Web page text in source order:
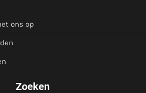
ons op
Zoeken